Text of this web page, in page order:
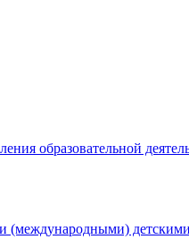
образовательной
(международными)